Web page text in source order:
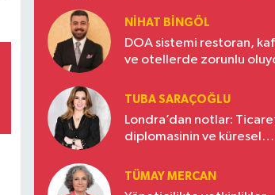
NIHAT BINGÖL
DOA sistemi restoran,
ve otellerde zorunlu
TUBA SARAÇOĞLU
Londra’dan notlar:
diplomasinin ve küresel
Türkiye’nin yükselen gücü
TÜMAY MERCAN